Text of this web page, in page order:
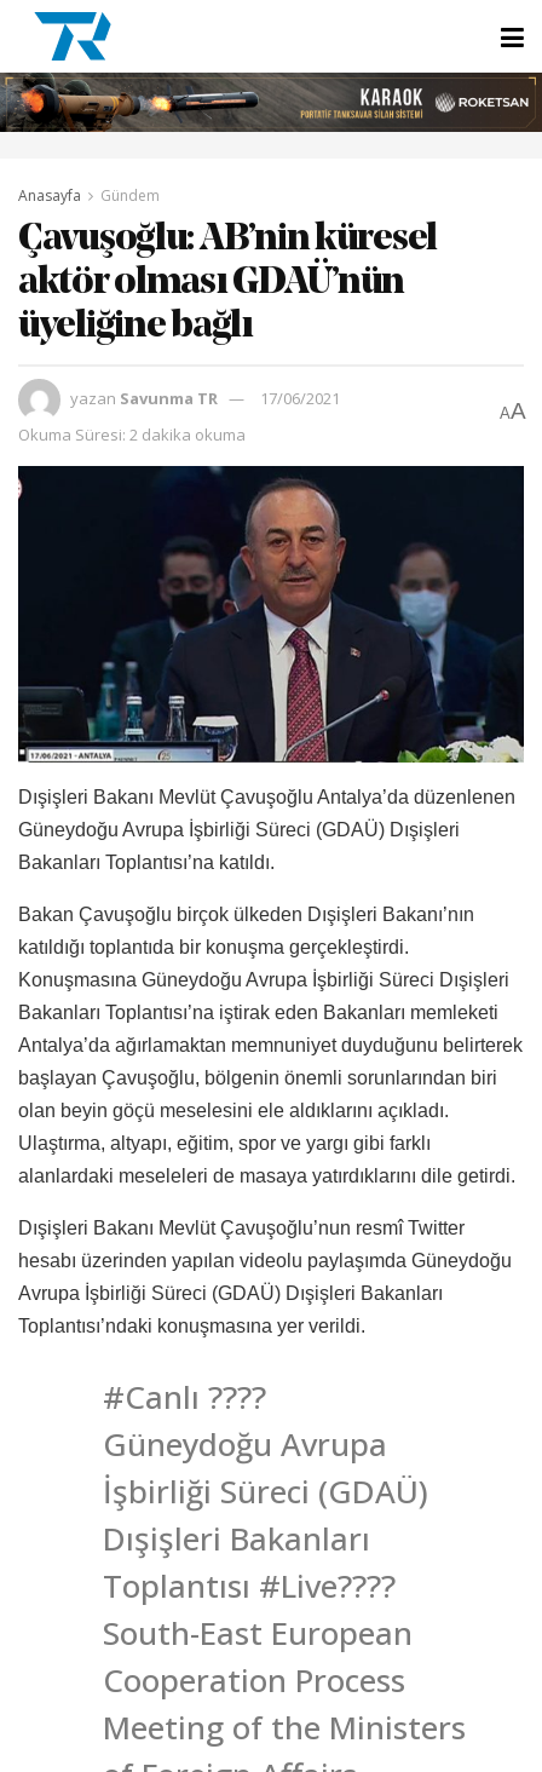
Anasayfa Gündem
Çavuşoğlu: AB’nin küresel
aktör olması GDAÜ’nün
üyeliğine bağlı
yazan Savunma TR
17/06/2021
Okuma Süresi: 2 dakika okuma
AA
Dışişleri Bakanı Mevlüt Çavuşoğlu Antalya’da düzenlenen
Güneydoğu Avrupa İşbirliği Süreci (GDAÜ) Dışişleri
Bakanları Toplantısı’na katıldı.
Bakan Çavuşoğlu birçok ülkeden Dışişleri Bakanı’nın
katıldığı toplantıda bir konuşma gerçekleştirdi.
Konuşmasına Güneydoğu Avrupa İşbirliği Süreci Dışişleri
Bakanları Toplantısı’na iştirak eden Bakanları memleketi
Antalya’da ağırlamaktan memnuniyet duyduğunu belirterek
başlayan Çavuşoğlu, bölgenin önemli sorunlarından biri
olan beyin göçü meselesini ele aldıklarını açıkladı.
Ulaştırma, altyapı, eğitim, spor ve yargı gibi farklı
alanlardaki meseleleri de masaya yatırdıklarını dile getirdi.
Dışişleri Bakanı Mevlüt Çavuşoğlu’nun resmî Twitter
hesabı üzerinden yapılan videolu paylaşımda Güneydoğu
Avrupa İşbirliği Süreci (GDAÜ) Dışişleri Bakanları
Toplantısı’ndaki konuşmasına yer verildi.
#Canlı ????
Güneydoğu Avrupa
İşbirliği Süreci (GDAÜ)
Dışişleri Bakanları
Toplantısı #Live????
South-East European
Cooperation Process
Meeting of the Ministers